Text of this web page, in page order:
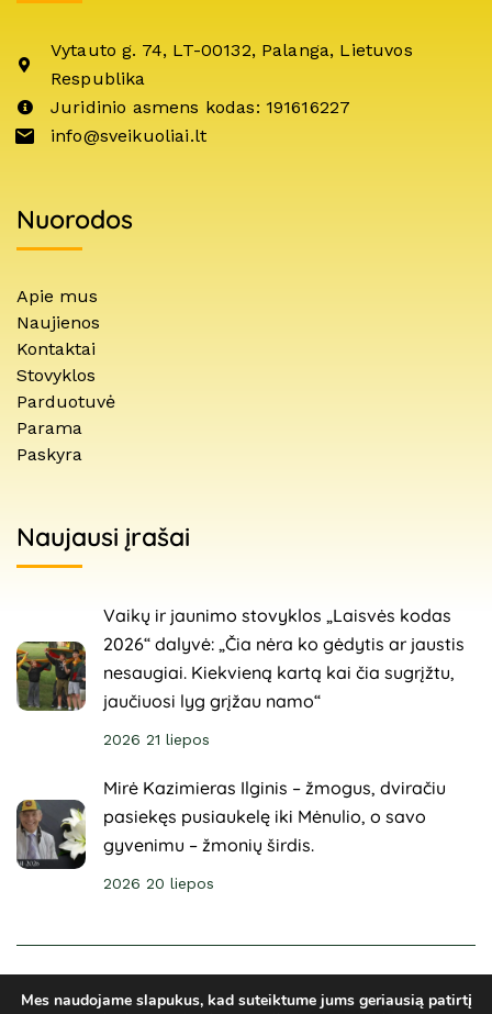
Vytauto g. 74, LT-00132, Palanga, Lietuvos
Respublika
Juridinio asmens kodas: 191616227
info@sveikuoliai.lt
Nuorodos
Apie mus
Naujienos
Kontaktai
Stovyklos
Parduotuvė
Parama
Paskyra
Naujausi įrašai
Vaikų ir jaunimo stovyklos „Laisvės kodas
2026“ dalyvė: „Čia nėra ko gėdytis ar jaustis
nesaugiai. Kiekvieną kartą kai čia sugrįžtu,
jaučiuosi lyg grįžau namo“
2026 21 liepos
Mirė Kazimieras Ilginis – žmogus, dviračiu
pasiekęs pusiaukelę iki Mėnulio, o savo
gyvenimu – žmonių širdis.
2026 20 liepos
© 2025 Sveikuoliai. Visos teisės saugomos. Svetainė
Mes naudojame slapukus, kad suteiktume jums geriausią patirtį